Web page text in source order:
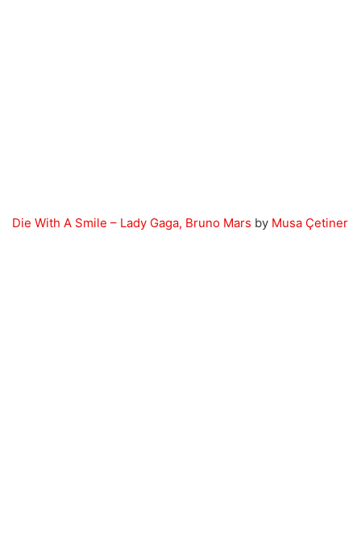
Die With A Smile – Lady Gaga, Bruno Mars by Musa Çetiner